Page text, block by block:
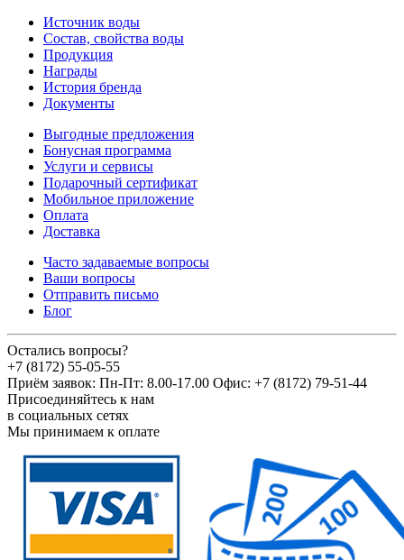
Источник воды
Состав, свойства воды
Продукция
Награды
История бренда
Документы
Выгодные предложения
Бонусная программа
Услуги и сервисы
Подарочный сертификат
Мобильное приложение
Оплата
Доставка
Часто задаваемые вопросы
Ваши вопросы
Отправить письмо
Блог
Остались вопросы?
+7 (8172) 55-05-55
Приём заявок: Пн-Пт: 8.00-17.00 Офис: +7 (8172) 79-51-44
Присоединяйтесь к нам
в социальных сетях
Мы принимаем к оплате